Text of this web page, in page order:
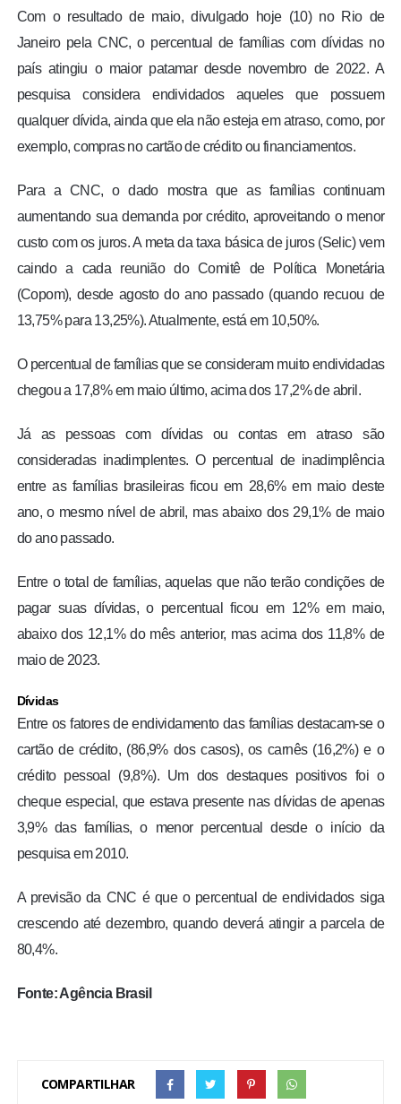
Com o resultado de maio, divulgado hoje (10) no Rio de
Janeiro pela CNC, o percentual de famílias com dívidas no
país atingiu o maior patamar desde novembro de 2022. A
pesquisa considera endividados aqueles que possuem
qualquer dívida, ainda que ela não esteja em atraso, como, por
exemplo, compras no cartão de crédito ou financiamentos.
Para a CNC, o dado mostra que as famílias continuam
aumentando sua demanda por crédito, aproveitando o menor
custo com os juros. A meta da taxa básica de juros (Selic) vem
caindo a cada reunião do Comitê de Política Monetária
(Copom), desde agosto do ano passado (quando recuou de
13,75% para 13,25%). Atualmente, está em 10,50%.
O percentual de famílias que se consideram muito endividadas
chegou a 17,8% em maio último, acima dos 17,2% de abril.
Já as pessoas com dívidas ou contas em atraso são
consideradas inadimplentes. O percentual de inadimplência
entre as famílias brasileiras ficou em 28,6% em maio deste
ano, o mesmo nível de abril, mas abaixo dos 29,1% de maio
do ano passado.
Entre o total de famílias, aquelas que não terão condições de
pagar suas dívidas, o percentual ficou em 12% em maio,
abaixo dos 12,1% do mês anterior, mas acima dos 11,8% de
maio de 2023.
Dívidas
Entre os fatores de endividamento das famílias destacam-se o
cartão de crédito, (86,9% dos casos), os carnês (16,2%) e o
crédito pessoal (9,8%). Um dos destaques positivos foi o
cheque especial, que estava presente nas dívidas de apenas
3,9% das famílias, o menor percentual desde o início da
pesquisa em 2010.
A previsão da CNC é que o percentual de endividados siga
crescendo até dezembro, quando deverá atingir a parcela de
80,4%.
Fonte: Agência Brasil
COMPARTILHAR